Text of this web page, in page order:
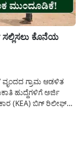
ಸಲ್ಲಿಸಲು ಕೊನೆಯ
ಗ್ರಾಮ ಆಡಳಿತ
ಹುದ್ದೆಗಳಿಗೆ ಅರ್ಜಿ
(KEA) ಬಿಗ್ ರಿಲೀಫ್